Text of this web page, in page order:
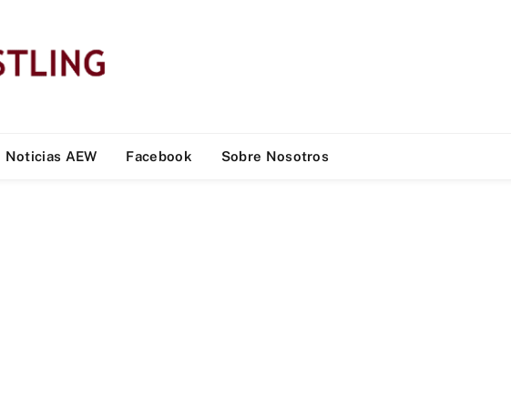
Noticias AEW Facebook Sobre Nosotros